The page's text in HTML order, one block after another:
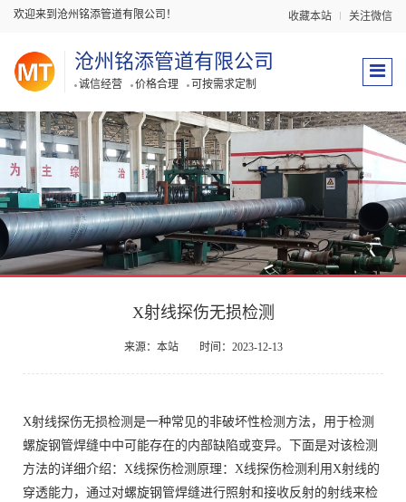
欢迎来到沧州铭添管道有限公司！ 收藏本站 关注微信
沧州铭添管道有限公司
诚信经营 价格合理 可按需求定制
​X射线探伤无损检测
来源：本站 时间：2023-12-13
X射线探伤无损检测是一种常见的非破坏性检测方法，用于检测
螺旋钢管焊缝中中可能存在的内部缺陷或变异。下面是对该检测
方法的详细介绍：X线探伤检测原理：X线探伤检测利用X射线的
穿透能力，通过对螺旋钢管焊缝进行照射和接收反射的射线来检